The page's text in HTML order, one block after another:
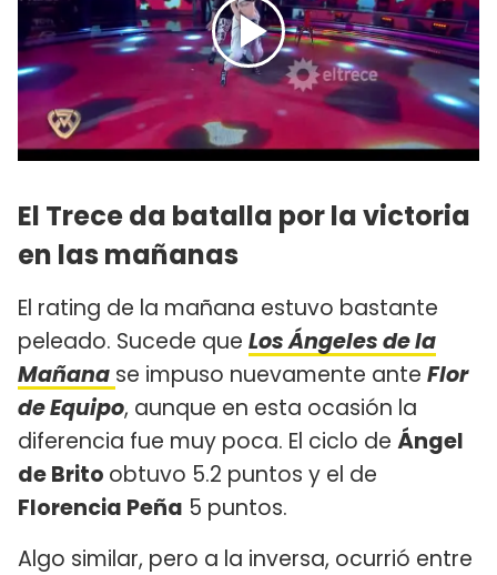
El Trece da batalla por la victoria
en las mañanas
El rating de la mañana estuvo bastante
peleado. Sucede que Los Ángeles de la
Mañana se impuso nuevamente ante Flor
de Equipo, aunque en esta ocasión la
diferencia fue muy poca. El ciclo de Ángel
de Brito obtuvo 5.2 puntos y el de
Florencia Peña 5 puntos.
Algo similar, pero a la inversa, ocurrió entre